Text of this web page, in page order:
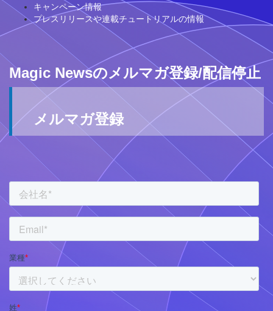
キャンペーン情報
プレスリリースや連載チュートリアルの情報
Magic Newsのメルマガ登録/配信停止
メルマガ登録